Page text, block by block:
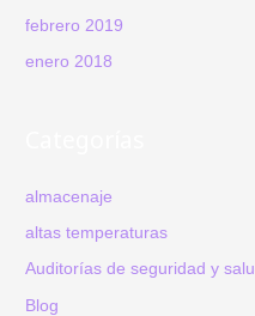
febrero 2019
enero 2018
almacenaje
altas temperaturas
Auditorías de seguridad y
Blog